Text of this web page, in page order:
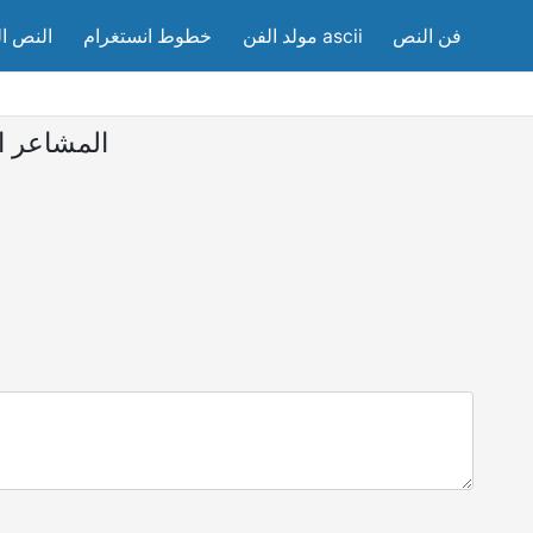
النص خطوط انستغرام مولد الفن ascii فن النص
المشاعر